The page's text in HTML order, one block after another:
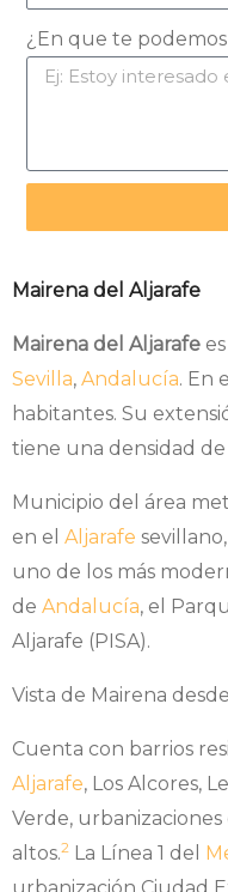
¿En que te
Mairena del Aljarafe
Mairena del Aljarafe
Sevilla, Andalucía. En
habitantes. Su
tiene una densidad de
Municipio del área
en el Aljarafe
uno de los más
de Andalucía, el
Aljarafe (PISA).
Vista de Mairena
Cuenta con barrios
Aljarafe, Los Alcores,
Verde,
altos.2 ​ La Línea 1 del